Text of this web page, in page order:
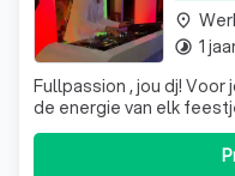
Fullpassion , jou dj! Voor jong
de energie van elk
continu door te laten
place
timelapse 1